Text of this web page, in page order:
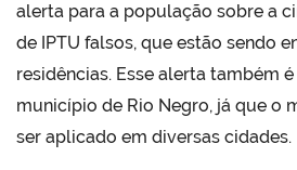
alerta para a população sobre a
de IPTU falsos, que estão sendo
residências. Esse alerta também
município de Rio Negro, já que o
ser aplicado em diversas cidades.